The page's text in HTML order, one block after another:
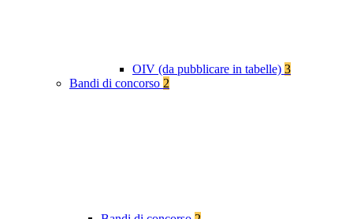
OIV (da pubblicare in tabelle) 3
Bandi di concorso 2